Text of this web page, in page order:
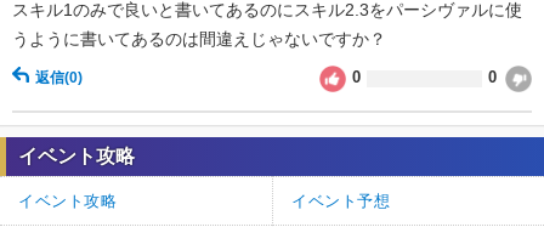
スキル1のみで良いと書いてあるのにスキル2.3をパーシヴァルに使
うように書いてあるのは間違えじゃないですか？
返信(0) 0 0
イベント攻略
イベント攻略 イベント予想